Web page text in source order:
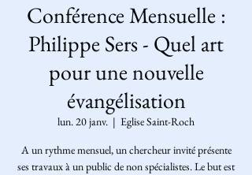
Conférence Mensuelle :
Philippe Sers - Quel art
pour une nouvelle
évangélisation
lun. 20 janv.
  |
Eglise Saint-Roch
A un rythme mensuel, un chercheur invité présente
ses travaux à un public de non spécialistes. Le but est